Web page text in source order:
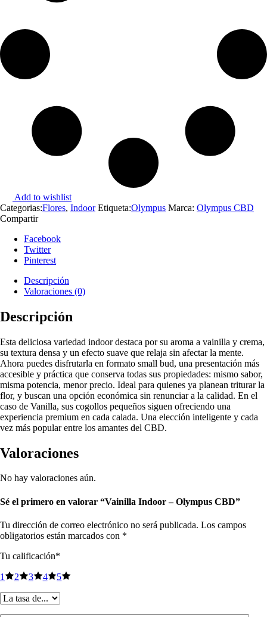
Add to wishlist
Categorias:Flores, Indoor Etiqueta:Olympus Marca: Olympus CBD
Compartir
Facebook
Twitter
Pinterest
Descripción
Valoraciones (0)
Descripción
Esta deliciosa variedad indoor destaca por su aroma a vainilla y crema,
su textura densa y un efecto suave que relaja sin afectar la mente.
Ahora puedes disfrutarla en formato small bud, una presentación más
accesible y práctica que conserva todas sus propiedades: mismo sabor,
misma potencia, menor precio. Ideal para quienes ya planean triturar la
flor, y buscan una opción económica sin renunciar a la calidad. En el
caso de Vanilla, sus cogollos pequeños siguen ofreciendo una
experiencia premium en cada calada. Una elección inteligente y cada
vez más popular entre los amantes del CBD.
Valoraciones
No hay valoraciones aún.
Sé el primero en valorar “Vainilla Indoor – Olympus CBD”
Tu dirección de correo electrónico no será publicada. Los campos
obligatorios están marcados con *
Tu calificación*
1 2 3 4 5